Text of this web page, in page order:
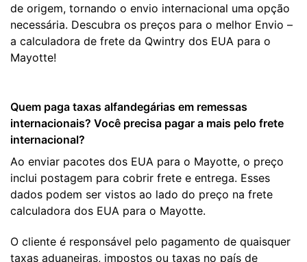
de origem, tornando o envio internacional uma opção
necessária. Descubra os preços para o melhor Envio –
a calculadora de frete da Qwintry dos EUA para o
Mayotte!
Quem paga taxas alfandegárias em remessas
internacionais? Você precisa pagar a mais pelo frete
internacional?
Ao enviar pacotes dos EUA para o Mayotte, o preço
inclui postagem para cobrir frete e entrega. Esses
dados podem ser vistos ao lado do preço na frete
calculadora dos EUA para o Mayotte.
O cliente é responsável pelo pagamento de quaisquer
taxas aduaneiras, impostos ou taxas no país de